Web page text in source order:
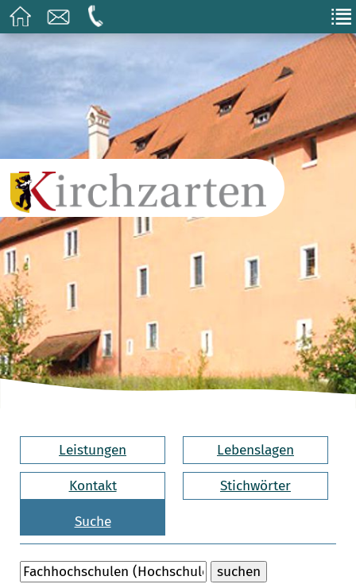
Leistungen Lebenslagen
Kontakt Stichwörter
Suche